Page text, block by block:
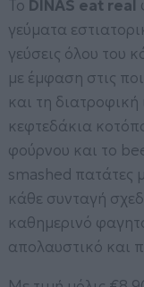
Το DINAS eat real
γεύματα
γεύσεις όλου του
με έμφαση στις
και τη
κεφτεδάκια
φούρνου και το
smashed πατάτες
κάθε συνταγή
καθημερινό
απολαυστικό και